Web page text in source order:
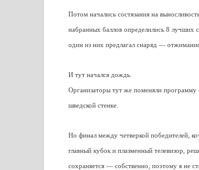
Потом начались состязания на
набранных баллов определились 8 лучших
один из них предлагал снаряд —
И тут начался дождь.
Организаторы тут же поменяли программу
шведской стенке.
Но финал между четверкой победителей,
главный кубок и плазменный телевизор,
сохраняется — собственно, поэтому я не